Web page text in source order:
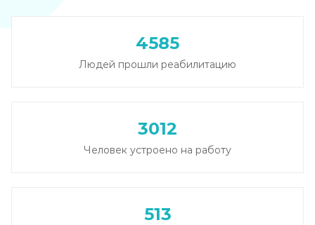
4585
Людей прошли реабилитацию
3012
Человек устроено на работу
513